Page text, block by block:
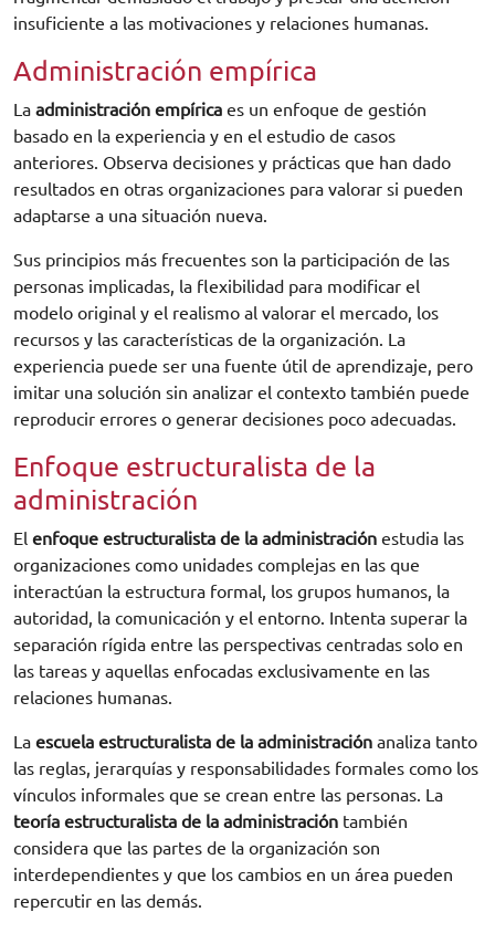
insuficiente a las motivaciones y relaciones humanas.
Administración empírica
La administración empírica es un enfoque de gestión
basado en la experiencia y en el estudio de casos
anteriores. Observa decisiones y prácticas que han dado
resultados en otras organizaciones para valorar si pueden
adaptarse a una situación nueva.
Sus principios más frecuentes son la participación de las
personas implicadas, la flexibilidad para modificar el
modelo original y el realismo al valorar el mercado, los
recursos y las características de la organización. La
experiencia puede ser una fuente útil de aprendizaje, pero
imitar una solución sin analizar el contexto también puede
reproducir errores o generar decisiones poco adecuadas.
Enfoque estructuralista de la
administración
El enfoque estructuralista de la administración estudia las
organizaciones como unidades complejas en las que
interactúan la estructura formal, los grupos humanos, la
autoridad, la comunicación y el entorno. Intenta superar la
separación rígida entre las perspectivas centradas solo en
las tareas y aquellas enfocadas exclusivamente en las
relaciones humanas.
La escuela estructuralista de la administración analiza tanto
las reglas, jerarquías y responsabilidades formales como los
vínculos informales que se crean entre las personas. La
teoría estructuralista de la administración también
considera que las partes de la organización son
interdependientes y que los cambios en un área pueden
repercutir en las demás.